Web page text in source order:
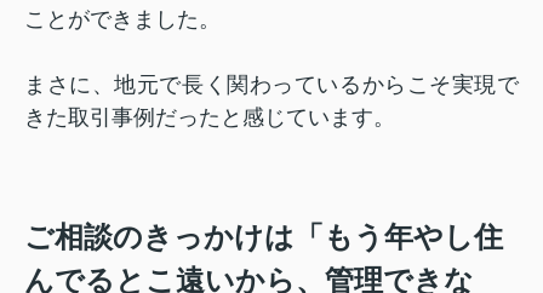
ことができました。
まさに、地元で長く関わっているからこそ実現で
きた取引事例だったと感じています。
ご相談のきっかけは「もう年やし住
んでるとこ遠いから、管理できな